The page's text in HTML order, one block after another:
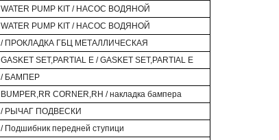
WATER PUMP KIT / НАСОС ВОДЯНОЙ
WATER PUMP KIT / НАСОС ВОДЯНОЙ
/ ПРОКЛАДКА ГБЦ МЕТАЛЛИЧЕСКАЯ
GASKET SET,PARTIAL E / GASKET SET,PARTIAL E
/ БАМПЕР
BUMPER,RR CORNER,RH / накладка бампера
/ РЫЧАГ ПОДВЕСКИ
/ Подшибник передней ступици